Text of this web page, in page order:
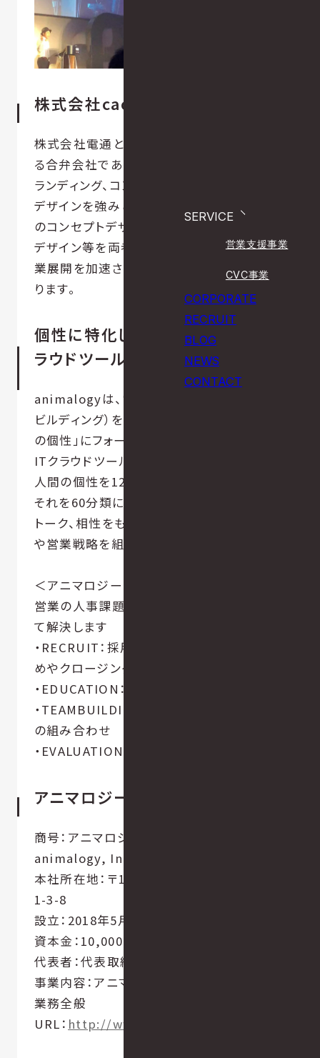
SERVICE
営業支援事業
CVC事業
CORPORATE
RECRUIT
BLOG
NEWS
CONTACT
株式会社cacdoと協業する目的
株式会社電通とデザインオフィスnendoによ
る合弁会社である株式会社cacdoは、企業ブ
ランディング、コンセプト立案などのビジネス
デザインを強みとしています。「animalogy」
のコンセプトデザイン、コンテンツ・サービス
デザイン等を両者で協業することにより、事
業展開を加速させるほか、グローバル化を図
ります。
個性に特化した営業課題解決ITク
ラウドツール「animalogy」
animalogyは、営業部門の人事課題（チーム
ビルディング）を抱えた企業に対して、「個人
の個性」にフォーカスした解決策を導き出す
ITクラウドツールです。
人間の個性を12種類の動物におきかえ、また
それを60分類に細分化し、人を動かすための
トーク、相性をもとに最適な組織メイキング
や営業戦略を組むことが可能になります。
＜アニマロジー for TEAM＞
営業の人事課題を社員の個性にフォーカスし
て解決します
・RECRUIT：採用活動における人材の見極
めやクロージングの仕方
・EDUCATION：人材の育成方法や伸ばし方
・TEAMBUILDING：組織編成における最強
の組み合わせ
・EVALUATION：評価・表彰や褒め方
アニマロジー株式会社 会社案内
商号：アニマロジー株式会社（英文：
animalogy, Inc.）
本社所在地：〒105-0011 東京都港区芝公園
1-3-8
設立：2018年5月14日
資本金：10,000,000円
代表者：代表取締役 CEO 和田 卓磨
事業内容：アニマロジーを活用した営業支援
業務全般
URL： http://www.animalogy.co.jp/